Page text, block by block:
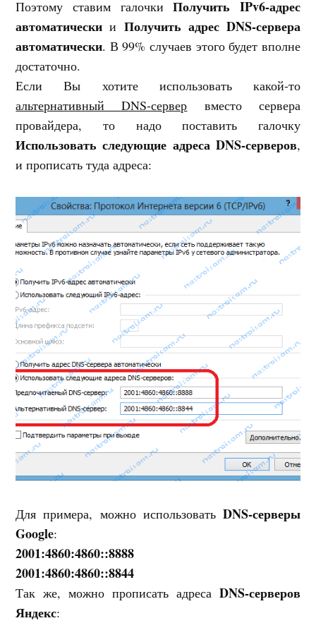
Поэтому ставим галочкиПолучить IPv6-адрес
автоматически и Получить адрес DNS-сервера
автоматически. В 99% случаев этого будет вполне
достаточно.
Если Вы хотите использовать какой-то
альтернативный DNS-сервер вместо сервера
провайдера, то надо поставить галочку
Использовать следующие адреса DNS-серверов,
и прописать туда адреса:
Для примера, можно использовать DNS-серверы
Google:
2001:4860:4860::8888
2001:4860:4860::8844
Так же, можно прописать адреса DNS-серверов
Яндекс: